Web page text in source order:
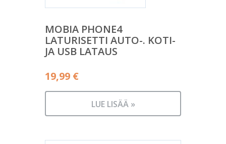
MOBIA PHONE4
LATURISETTI AUTO-. KOTI-
JA USB LATAUS
19,99 €
LUE LISÄÄ »